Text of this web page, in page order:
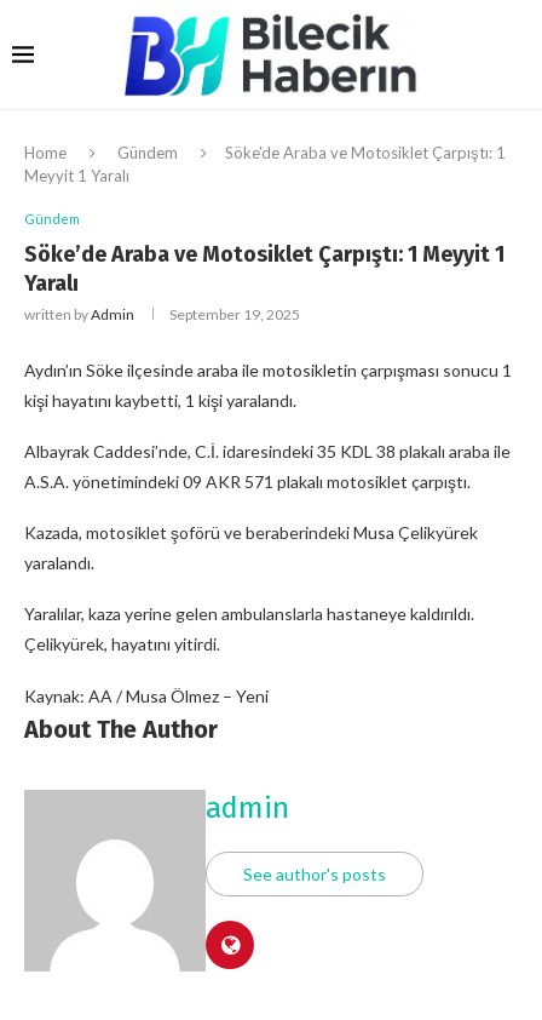
Home Gündem
Söke’de Araba ve Motosiklet Çarpıştı: 1
Meyyit 1 Yaralı
Gündem
Söke’de Araba ve Motosiklet Çarpıştı: 1 Meyyit 1
Yaralı
written byAdmin September 19, 2025
Aydın’ın Söke ilçesinde araba ile motosikletin çarpışması sonucu 1
kişi hayatını kaybetti, 1 kişi yaralandı.
Albayrak Caddesi’nde, C.İ. idaresindeki 35 KDL 38 plakalı araba ile
A.S.A. yönetimindeki 09 AKR 571 plakalı motosiklet çarpıştı.
Kazada, motosiklet şoförü ve beraberindeki Musa Çelikyürek
yaralandı.
Yaralılar, kaza yerine gelen ambulanslarla hastaneye kaldırıldı.
Çelikyürek, hayatını yitirdi.
Kaynak: AA / Musa Ölmez – Yeni
About The Author
admin
See author's posts